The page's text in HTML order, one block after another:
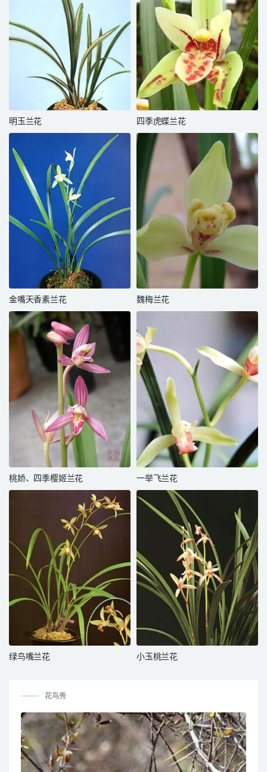
明玉兰花 四季虎蝶兰花
金嘴天香素兰花 魏梅兰花
桃娇、四季樱姬兰花 一举飞兰花
绿鸟嘴兰花 小玉桃兰花
花鸟秀